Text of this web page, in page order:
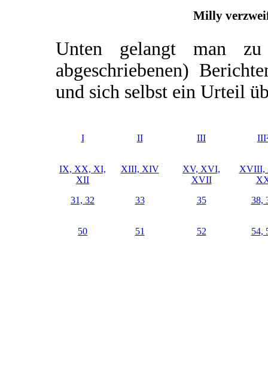
Milly
Unten gelangt man
abgeschriebenen)
und sich selbst ein Urteil
I II III
IX, XX, XI,
XII
XIII, XIV
XV, XVI,
XVII
XVIII,
31, 32
33 35 38,
50 51 52 54,